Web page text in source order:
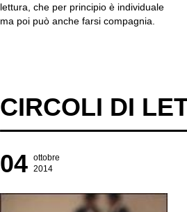
lettura, che per principio è individuale
ma poi può anche farsi compagnia.
CIRCOLI DI
04 ottobre
2014